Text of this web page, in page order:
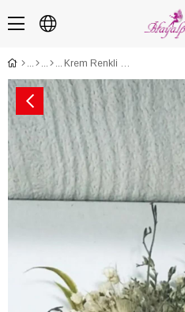
Krem Renkli Damat Yaka Çiçeği 10 Adet